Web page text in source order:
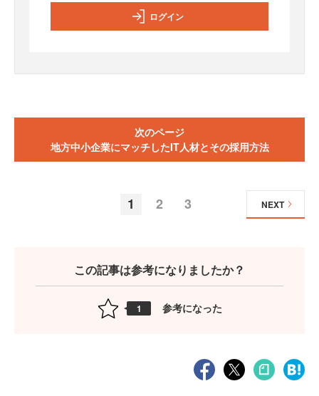
ログイン
次のページ
地方中小企業にマッチしたIT人材とその採用方法
1 2 3 NEXT
この記事は参考になりましたか？
1 参考になった